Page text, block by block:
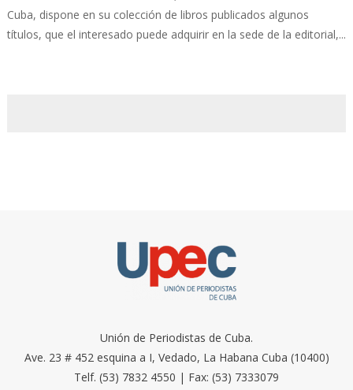
Cuba, dispone en su colección de libros publicados algunos
títulos, que el interesado puede adquirir en la sede de la editorial,...
Unión de Periodistas de Cuba.
Ave. 23 # 452 esquina a I, Vedado, La Habana Cuba (10400)
Telf. (53) 7832 4550 | Fax: (53) 7333079